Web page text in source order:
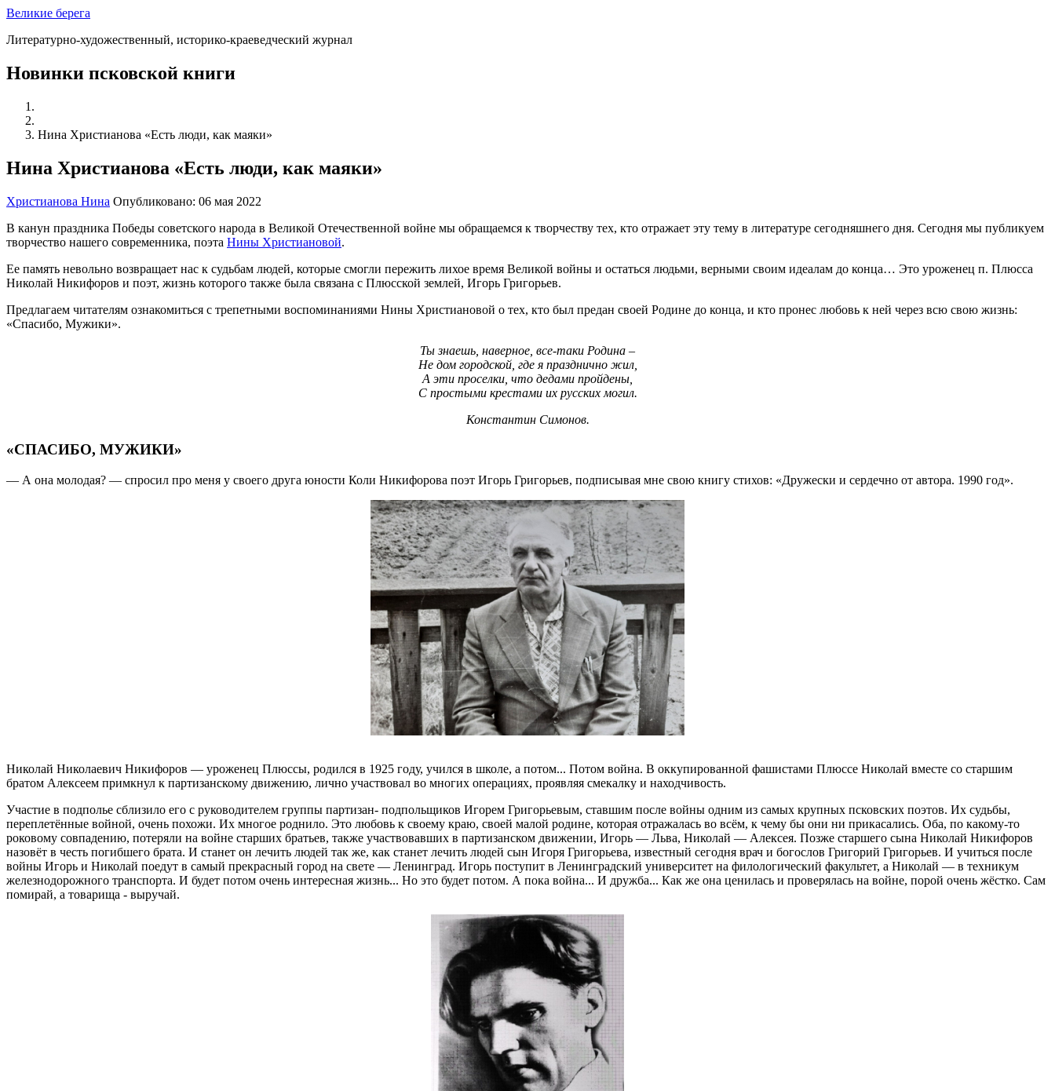
Великие берега
Литературно-художественный, историко-краеведческий журнал
Новинки псковской книги
Нина Христианова «Есть люди, как маяки»
Нина Христианова «Есть люди, как маяки»
Христианова Нина Опубликовано: 06 мая 2022
В канун праздника Победы советского народа в Великой Отечественной войне мы обращаемся к творчеству тех, кто отражает эту тему в литературе сегодняшнего дня. Сегодня мы публикуем
творчество нашего современника, поэта Нины Христиановой.
Ее память невольно возвращает нас к судьбам людей, которые смогли пережить лихое время Великой войны и остаться людьми, верными своим идеалам до конца… Это уроженец п. Плюсса
Николай Никифоров и поэт, жизнь которого также была связана с Плюсской землей, Игорь Григорьев.
Предлагаем читателям ознакомиться с трепетными воспоминаниями Нины Христиановой о тех, кто был предан своей Родине до конца, и кто пронес любовь к ней через всю свою жизнь:
«Спасибо, Мужики».
Ты знаешь, наверное, все-таки Родина –
Не дом городской, где я празднично жил,
А эти проселки, что дедами пройдены,
С простыми крестами их русских могил.
Константин Симонов.
«СПАСИБО, МУЖИКИ»
— А она молодая? — спросил про меня у своего друга юности Коли Никифорова поэт Игорь Григорьев, подписывая мне свою книгу стихов: «Дружески и сердечно от автора. 1990 год».
Николай Николаевич Никифоров — уроженец Плюссы, родился в 1925 году, учился в школе, а потом... Потом война. В оккупированной фашистами Плюссе Николай вместе со старшим
братом Алексеем примкнул к партизанскому движению, лично участвовал во многих операциях, проявляя смекалку и находчивость.
Участие в подполье сблизило его с руководителем группы партизан- подпольщиков Игорем Григорьевым, ставшим после войны одним из самых крупных псковских поэтов. Их судьбы,
переплетённые войной, очень похожи. Их многое роднило. Это любовь к своему краю, своей малой родине, которая отражалась во всём, к чему бы они ни прикасались. Оба, по какому-то
роковому совпадению, потеряли на войне старших братьев, также участвовавших в партизанском движении, Игорь — Льва, Николай — Алексея. Позже старшего сына Николай Никифоров
назовёт в честь погибшего брата. И станет он лечить людей так же, как станет лечить людей сын Игоря Григорьева, известный сегодня врач и богослов Григорий Григорьев. И учиться после
войны Игорь и Николай поедут в самый прекрасный город на свете — Ленинград. Игорь поступит в Ленинградский университет на филологический факультет, а Николай — в техникум
железнодорожного транспорта. И будет потом очень интересная жизнь... Но это будет потом. А пока война... И дружба... Как же она ценилась и проверялась на войне, порой очень жёстко. Сам
помирай, а товарища - выручай.